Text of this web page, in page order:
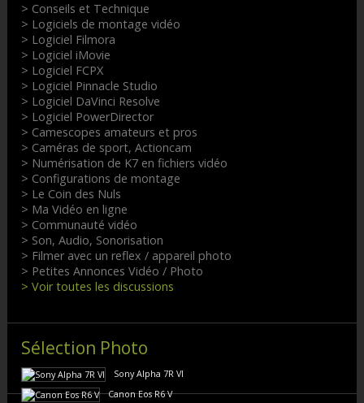
> Conseils et Technique
> Logiciels de montage vidéo
> Logiciel Filmora
> Logiciel iMovie
> Logiciel FCPX
> Logiciel Pinnacle Studio
> Logiciel DaVinci Resolve
> Logiciel PowerDirector
> Camescopes amateurs et pros
> Caméras de sport, Actioncam
> Numérisation de K7 en fichiers vidéo
> Configurations de montage
> Le Coin des Nuls
> Ma Vidéo en ligne
> Communauté vidéo
> Son, Audio, Sonorisation
> Filmer avec un reflex / appareil photo
> Petites Annonces Vidéo / Photo
> Voir toutes les discussions
Sélection Photo
Sony Alpha 7R VI
Canon Eos R6 V